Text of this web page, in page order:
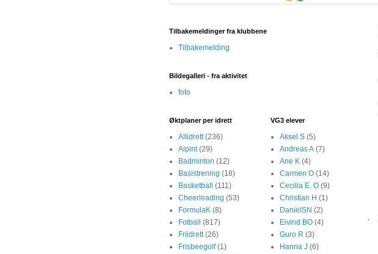
·
Tilbakemeldinger fra klubbene
Tilbakemelding
Bildegalleri - fra aktivitet
foto
Øktplaner per idrett
Allidrett (236)
Alpint (29)
Badminton (12)
Basistrening (18)
Basketball
(111)
Cheerleading (53)
FormulaK (8)
Fotball
(817)
Friidrett (26)
Frisbeegolf (1)
VG3 elever
Aksel S (5)
Andreas A (7)
Ane K (4)
Carmen O (14)
Cecilia E. O (9)
Christian H (1)
DanielSN (2)
Eivind BO (4)
Guro R (3)
Hanna J (6)